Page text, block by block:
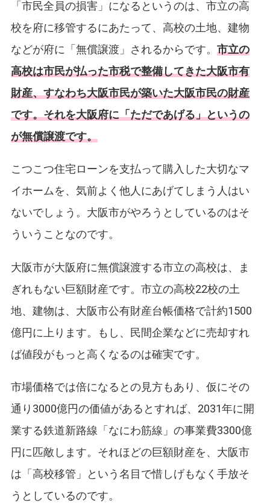
「市民全員の損害」になるというのは、市立の高
校を府に移管するにあたって、高校の土地、建物
などが府に「無償譲渡」されるからです。 市立の
高校は市民が払った市税で整備してきた大阪市有
財産、すなわち大阪市民が築いた大阪市民の財産
です。それを大阪府に「ただであげる」というの
が無償譲渡です。
こつこつ住宅ローンを支払って購入した大切なマ
イホームを、気前よく他人にあげてしまう人はい
ないでしょう。大阪市がやろうとしているのはそ
ういうことなのです。
大阪市が大阪府に無償譲渡する市立の高校は、ま
ぎれもない巨額財産です。市立の高校22校の土
地、建物は、大阪市公有財産台帳価格で計約1500
億円に上ります。もし、民間企業などに売却すれ
ば値段がもっと高くなるのは確実です。
市場価格では倍になるとの見方もあり、仮にその
通り3000億円の価値があるとすれば、2031年に開
業する鉄道新路線「なにわ筋線」の事業費3300億
円に匹敵します。それほどの巨額財産を、大阪市
は「高校移管」という名目で惜しげもなく手放そ
うとしているのです。